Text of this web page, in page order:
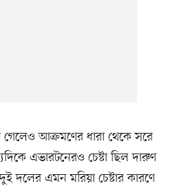
আক্রমণের ধারা থেকে সরে
এভারটনেরও চেষ্টা ছিল দারুণ
দলের এমন মরিয়া চেষ্টার কারণে